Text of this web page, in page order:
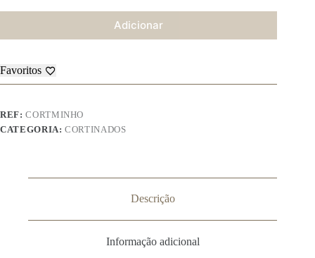
Adicionar
Favoritos
REF:CORTMINHO
CATEGORIA:CORTINADOS
Descrição
Informação adicional